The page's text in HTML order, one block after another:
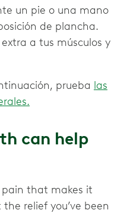
un pie o una mano
de plancha.
a tus músculos y
prueba las
can help
pain that makes it
relief you’ve been